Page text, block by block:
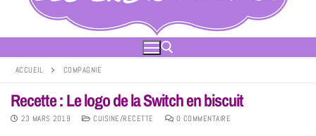
ACCUEIL COMPAGNIE
Recette : Le logo de la Switch en biscuit
23 MARS 2019 CUISINE/RECETTE 0 COMMENTAIRE